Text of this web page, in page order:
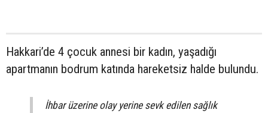
Hakkari’de 4 çocuk annesi bir kadın, yaşadığı
apartmanın bodrum katında hareketsiz halde bulundu.
İhbar üzerine olay yerine sevk edilen sağlık